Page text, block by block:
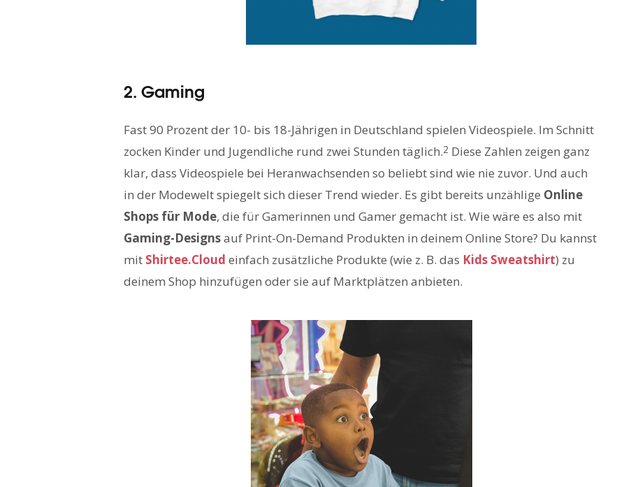
2. Gaming
Fast 90 Prozent der 10- bis 18-Jährigen in Deutschland spielen Videospiele. Im Schnitt
zocken Kinder und Jugendliche rund zwei Stunden täglich.2 Diese Zahlen zeigen ganz
klar, dass Videospiele bei Heranwachsenden so beliebt sind wie nie zuvor. Und auch
in der Modewelt spiegelt sich dieser Trend wieder. Es gibt bereits unzählige Online
Shops für Mode, die für Gamerinnen und Gamer gemacht ist. Wie wäre es also mit
Gaming-Designsauf Print-On-Demand Produkten in deinem Online Store? Du kannst
mit Shirtee.Cloud einfach zusätzliche Produkte (wie z. B. das Kids Sweatshirt) zu
deinem Shop hinzufügen oder sie auf Marktplätzen anbieten.